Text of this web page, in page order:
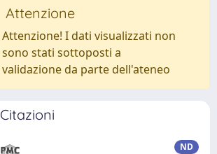
Attenzione
Attenzione! I dati visualizzati non
sono stati sottoposti a
validazione da parte dell'ateneo
Citazioni
ND